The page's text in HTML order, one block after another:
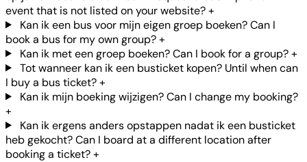
event that is not listed on your website?+
Kan ik een bus voor mijn eigen groep boeken? Can I
book a bus for my own group?+
Kan ik met een groep boeken? Can I book for a group?+
Tot wanneer kan ik een busticket kopen? Until when can
I buy a bus ticket?+
Kan ik mijn boeking wijzigen? Can I change my booking?
+
Kan ik ergens anders opstappen nadat ik een busticket
heb gekocht? Can I board at a different location after
booking a ticket?+